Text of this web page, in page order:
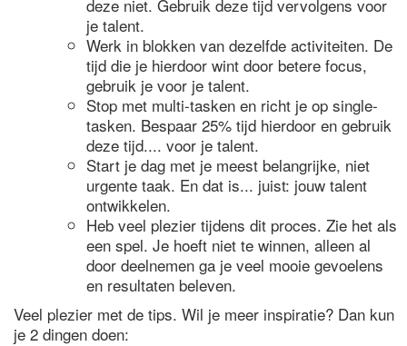
deze niet. Gebruik deze tijd vervolgens voor
je talent.
Werk in blokken van dezelfde activiteiten. De
tijd die je hierdoor wint door betere focus,
gebruik je voor je talent.
Stop met multi-tasken en richt je op single-
tasken. Bespaar 25% tijd hierdoor en gebruik
deze tijd.... voor je talent.
Start je dag met je meest belangrijke, niet
urgente taak. En dat is... juist: jouw talent
ontwikkelen.
Heb veel plezier tijdens dit proces. Zie het als
een spel. Je hoeft niet te winnen, alleen al
door deelnemen ga je veel mooie gevoelens
en resultaten beleven.
Veel plezier met de tips. Wil je meer inspiratie? Dan kun
je 2 dingen doen: